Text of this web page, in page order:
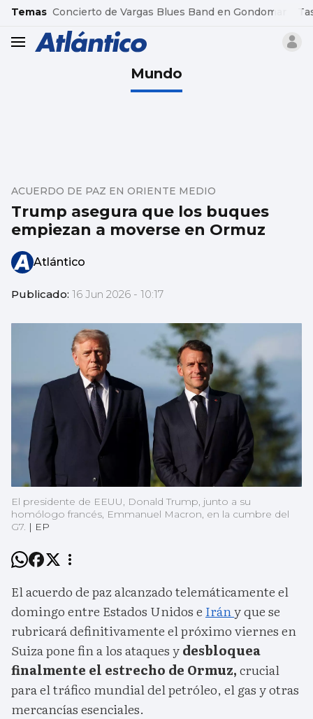
common.go-to-content
Temas Concierto de Vargas Blues Band en Gondomar
header.menu.open
Mundo
Trump asegura que los buques
empiezan a moverse en Ormuz
ACUERDO DE PAZ EN ORIENTE MEDIO
Atlántico
Publicado: 16 Jun 2026 - 10:17
El presidente de EEUU, Donald Trump, junto a su
homólogo francés, Emmanuel Macron, en la cumbre del
G7. | EP
El acuerdo de paz alcanzado telemáticamente el
domingo entre Estados Unidos e Irány que se
rubricará definitivamente el próximo viernes en
Suiza pone fin a los ataques ydesbloquea
finalmente el estrecho de Ormuz,crucial
para el tráfico mundial del petróleo, el gas y otras
mercancías esenciales.